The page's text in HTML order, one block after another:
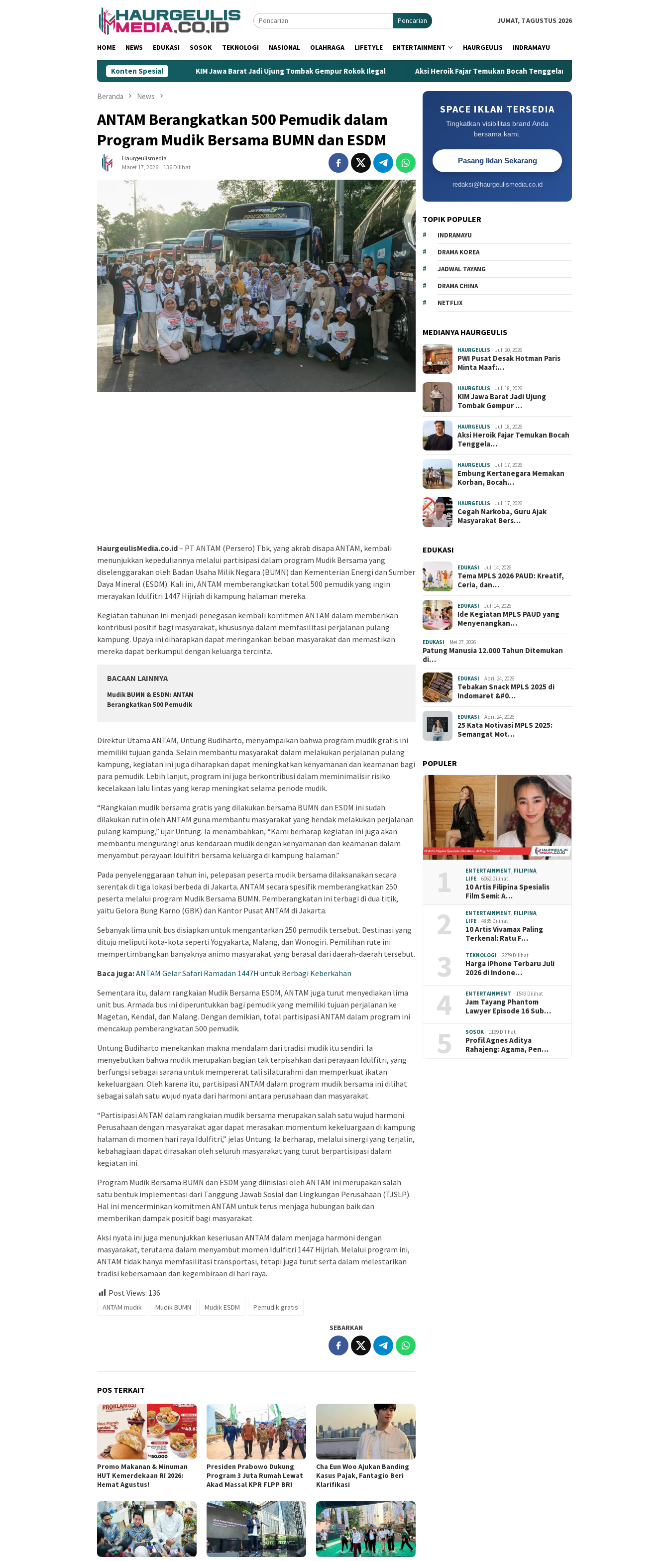
Pencarian JUMAT, 7 AGUSTUS 2026
HOME NEWS EDUKASI SOSOK TEKNOLOGI NASIONAL OLAHRAGA LIFETYLE ENTERTAINMENT HAURGEULIS INDRAMAYU
Konten Spesial
Maaf: Dinilai Rendahkan Wartawan KIM Jawa Barat Jadi Ujung Tombak Gempur Rokok Ilegal Aksi Heroik Fajar Temukan Bocah Tenggelam di Embung Kertanegara
Beranda News
ANTAM Berangkatkan 500 Pemudik dalam
Program Mudik Bersama BUMN dan ESDM
Haurgeulismedia
Maret 17, 2026
136 Dilihat
HaurgeulisMedia.co.id– PT ANTAM (Persero) Tbk, yang akrab disapa ANTAM, kembali
menunjukkan kepeduliannya melalui partisipasi dalam program Mudik Bersama yang
diselenggarakan oleh Badan Usaha Milik Negara (BUMN) dan Kementerian Energi dan Sumber
Daya Mineral (ESDM). Kali ini, ANTAM memberangkatkan total 500 pemudik yang ingin
merayakan Idulfitri 1447 Hijriah di kampung halaman mereka.
Kegiatan tahunan ini menjadi penegasan kembali komitmen ANTAM dalam memberikan
kontribusi positif bagi masyarakat, khususnya dalam memfasilitasi perjalanan pulang
kampung. Upaya ini diharapkan dapat meringankan beban masyarakat dan memastikan
mereka dapat berkumpul dengan keluarga tercinta.
BACAAN LAINNYA
Mudik BUMN & ESDM: ANTAM
Berangkatkan 500 Pemudik
Direktur Utama ANTAM, Untung Budiharto, menyampaikan bahwa program mudik gratis ini
memiliki tujuan ganda. Selain membantu masyarakat dalam melakukan perjalanan pulang
kampung, kegiatan ini juga diharapkan dapat meningkatkan kenyamanan dan keamanan bagi
para pemudik. Lebih lanjut, program ini juga berkontribusi dalam meminimalisir risiko
kecelakaan lalu lintas yang kerap meningkat selama periode mudik.
“Rangkaian mudik bersama gratis yang dilakukan bersama BUMN dan ESDM ini sudah
dilakukan rutin oleh ANTAM guna membantu masyarakat yang hendak melakukan perjalanan
pulang kampung,” ujar Untung. Ia menambahkan, “Kami berharap kegiatan ini juga akan
membantu mengurangi arus kendaraan mudik dengan kenyamanan dan keamanan dalam
menyambut perayaan Idulfitri bersama keluarga di kampung halaman.”
Pada penyelenggaraan tahun ini, pelepasan peserta mudik bersama dilaksanakan secara
serentak di tiga lokasi berbeda di Jakarta. ANTAM secara spesifik memberangkatkan 250
peserta melalui program Mudik Bersama BUMN. Pemberangkatan ini terbagi di dua titik,
yaitu Gelora Bung Karno (GBK) dan Kantor Pusat ANTAM di Jakarta.
Sebanyak lima unit bus disiapkan untuk mengantarkan 250 pemudik tersebut. Destinasi yang
dituju meliputi kota-kota seperti Yogyakarta, Malang, dan Wonogiri. Pemilihan rute ini
mempertimbangkan banyaknya animo masyarakat yang berasal dari daerah-daerah tersebut.
Baca juga:ANTAM Gelar Safari Ramadan 1447H untuk Berbagi Keberkahan
Sementara itu, dalam rangkaian Mudik Bersama ESDM, ANTAM juga turut menyediakan lima
unit bus. Armada bus ini diperuntukkan bagi pemudik yang memiliki tujuan perjalanan ke
Magetan, Kendal, dan Malang. Dengan demikian, total partisipasi ANTAM dalam program ini
mencakup pemberangkatan 500 pemudik.
Untung Budiharto menekankan makna mendalam dari tradisi mudik itu sendiri. Ia
menyebutkan bahwa mudik merupakan bagian tak terpisahkan dari perayaan Idulfitri, yang
berfungsi sebagai sarana untuk mempererat tali silaturahmi dan memperkuat ikatan
kekeluargaan. Oleh karena itu, partisipasi ANTAM dalam program mudik bersama ini dilihat
sebagai salah satu wujud nyata dari harmoni antara perusahaan dan masyarakat.
“Partisipasi ANTAM dalam rangkaian mudik bersama merupakan salah satu wujud harmoni
Perusahaan dengan masyarakat agar dapat merasakan momentum kekeluargaan di kampung
halaman di momen hari raya Idulfitri,” jelas Untung. Ia berharap, melalui sinergi yang terjalin,
kebahagiaan dapat dirasakan oleh seluruh masyarakat yang turut berpartisipasi dalam
kegiatan ini.
Program Mudik Bersama BUMN dan ESDM yang diinisiasi oleh ANTAM ini merupakan salah
satu bentuk implementasi dari Tanggung Jawab Sosial dan Lingkungan Perusahaan (TJSLP).
Hal ini mencerminkan komitmen ANTAM untuk terus menjaga hubungan baik dan
memberikan dampak positif bagi masyarakat.
Aksi nyata ini juga menunjukkan keseriusan ANTAM dalam menjaga harmoni dengan
masyarakat, terutama dalam menyambut momen Idulfitri 1447 Hijriah. Melalui program ini,
ANTAM tidak hanya memfasilitasi transportasi, tetapi juga turut serta dalam melestarikan
tradisi kebersamaan dan kegembiraan di hari raya.
Post Views: 136
ANTAM mudik Mudik BUMN Mudik ESDM Pemudik gratis
SEBARKAN
POS TERKAIT
Promo Makanan & Minuman
HUT Kemerdekaan RI 2026:
Hemat Agustus!
Presiden Prabowo Dukung
Program 3 Juta Rumah Lewat
Akad Massal KPR FLPP BRI
Cha Eun Woo Ajukan Banding
Kasus Pajak, Fantagio Beri
Klarifikasi
SPACE IKLAN TERSEDIA
Tingkatkan visibilitas brand Anda
bersama kami.
Pasang Iklan Sekarang
redaksi@haurgeulismedia.co.id
TOPIK POPULER
INDRAMAYU
DRAMA KOREA
JADWAL TAYANG
DRAMA CHINA
NETFLIX
MEDIANYA HAURGEULIS
HAURGEULIS Juli 20, 2026
PWI Pusat Desak Hotman Paris
Minta Maaf:…
HAURGEULIS Juli 18, 2026
KIM Jawa Barat Jadi Ujung
Tombak Gempur …
HAURGEULIS Juli 18, 2026
Aksi Heroik Fajar Temukan Bocah
Tenggela…
HAURGEULIS Juli 17, 2026
Embung Kertanegara Memakan
Korban, Bocah…
HAURGEULIS Juli 17, 2026
Cegah Narkoba, Guru Ajak
Masyarakat Bers…
EDUKASI
EDUKASI Juli 14, 2026
Tema MPLS 2026 PAUD: Kreatif,
Ceria, dan…
EDUKASI Juli 14, 2026
Ide Kegiatan MPLS PAUD yang
Menyenangkan…
EDUKASI Mei 27, 2026
Patung Manusia 12.000 Tahun Ditemukan
di…
EDUKASI April 24, 2026
Tebakan Snack MPLS 2025 di
Indomaret &#0…
EDUKASI April 24, 2026
25 Kata Motivasi MPLS 2025:
Semangat Mot…
POPULER
1 ENTERTAINMENT FILIPINA
LIFE
6062 Dilihat
10 Artis Filipina Spesialis
Film Semi: A…
2 ENTERTAINMENT FILIPINA
LIFE
4835 Dilihat
10 Artis Vivamax Paling
Terkenal: Ratu F…
3 TEKNOLOGI 2279 Dilihat
Harga iPhone Terbaru Juli
2026 di Indone…
4 ENTERTAINMENT 1549 Dilihat
Jam Tayang Phantom
Lawyer Episode 16 Sub…
5 SOSOK 1199 Dilihat
Profil Agnes Aditya
Rahajeng: Agama, Pen…